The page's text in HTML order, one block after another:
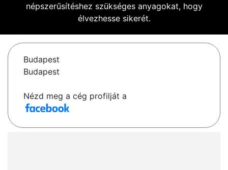
népszerűsítéshez szükséges anyagokat, hogy
élvezhesse sikerét.
Budapest
Budapest
Nézd meg a cég profilját a